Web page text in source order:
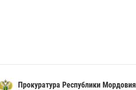
Прокуратура Республики Мордовия